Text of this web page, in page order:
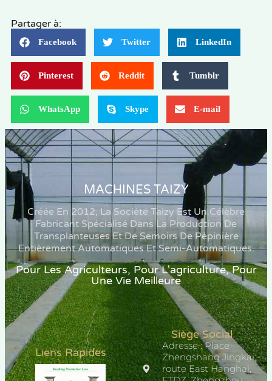
Partager à:
Facebook Twitter LinkedIn
Pinterest Reddit Tumblr
WhatsApp Skype E-mail
MACHINES TAIZY
Créée En 2012, La Société Taizy Est Un Célèbre
Fabricant Spécialisé Dans La Production De
Transplanteuses Et De Semoirs De Pépinière
Entièrement Automatiques Et Semi-Automatiques.
Pour Les Agriculteurs, Pour L'agriculture, Pour
Une Vie Meilleure
Liens Rapides
Siège Social
Adresse : Place
Zhengshang Jingkai,
route East Hanghai,